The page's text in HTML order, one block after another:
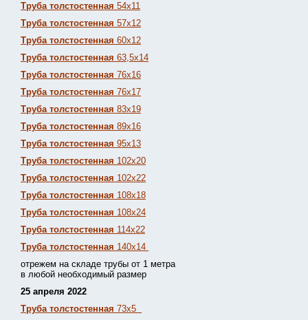
Труба толстостенная 54х11
Труба толстостенная 57х12
Труба толстостенная 60х12
Труба толстостенная 63,5х14
Труба толстостенная 76х16
Труба толстостенная 76х17
Труба толстостенная 83х19
Труба толстостенная 89х16
Труба толстостенная 95х13
Труба толстостенная 102х20
Труба толстостенная 102х22
Труба толстостенная 108х18
Труба толстостенная 108х24
Труба толстостенная 114х22
Труба толстостенная 140х14
отрежем на складе трубы от 1 метра
в любой необходимый размер
25 апреля 2022
Труба толстостенная 73х5